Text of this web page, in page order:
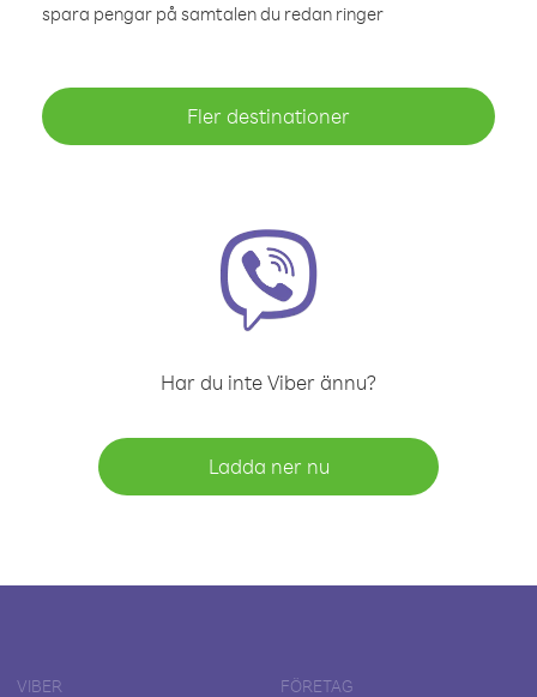
spara pengar på samtalen du redan ringer
Fler destinationer
Har du inte Viber ännu?
Ladda ner nu
VIBER FÖRETAG